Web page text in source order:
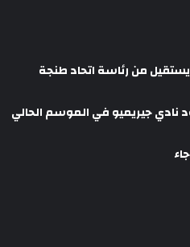
من رئاسة اتحاد طنجة
نادي جيريميو في الموسم الحالي